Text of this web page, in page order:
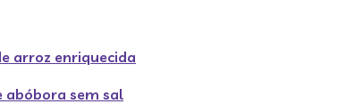
arroz enriquecida
abóbora sem sal